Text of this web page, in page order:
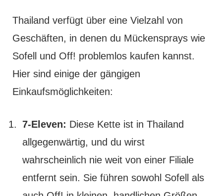
Thailand verfügt über eine Vielzahl von
Geschäften, in denen du Mückensprays wie
Sofell und Off! problemlos kaufen kannst.
Hier sind einige der gängigen
Einkaufsmöglichkeiten:
7-Eleven: Diese Kette ist in Thailand
allgegenwärtig, und du wirst
wahrscheinlich nie weit von einer Filiale
entfernt sein. Sie führen sowohl Sofell als